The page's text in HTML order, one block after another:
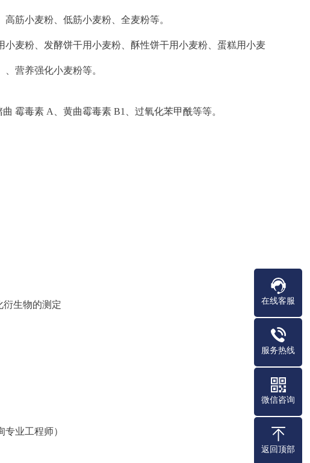
筋小麦粉、低筋小麦粉、全麦粉等。
麦粉、发酵饼干用小麦粉、酥性饼干用小麦粉、蛋糕用小麦
营养强化小麦粉等。
霉毒素 A、黄曲霉毒素 B1、过氧化苯甲酰等等。
衍生物的测定
业工程师）
在线客服
服务热线
微信咨询
返回顶部